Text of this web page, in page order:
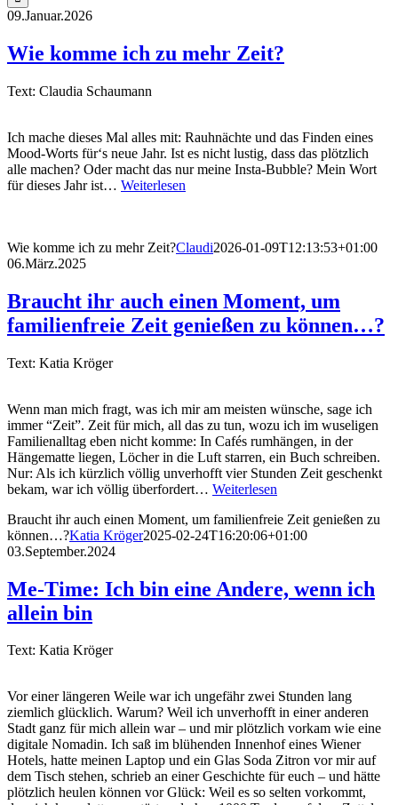
09.Januar.2026
Wie komme ich zu mehr Zeit?
Text: Claudia Schaumann
Ich mache dieses Mal alles mit: Rauhnächte und das Finden eines
Mood-Worts für‘s neue Jahr. Ist es nicht lustig, dass das plötzlich
alle machen? Oder macht das nur meine Insta-Bubble? Mein Wort
für dieses Jahr ist… Weiterlesen
Wie komme ich zu mehr Zeit?Claudi2026-01-09T12:13:53+01:00
06.März.2025
Braucht ihr auch einen Moment, um
familienfreie Zeit genießen zu können…?
Text: Katia Kröger
Wenn man mich fragt, was ich mir am meisten wünsche, sage ich
immer “Zeit”. Zeit für mich, all das zu tun, wozu ich im wuseligen
Familienalltag eben nicht komme: In Cafés rumhängen, in der
Hängematte liegen, Löcher in die Luft starren, ein Buch schreiben.
Nur: Als ich kürzlich völlig unverhofft vier Stunden Zeit geschenkt
bekam, war ich völlig überfordert… Weiterlesen
Braucht ihr auch einen Moment, um familienfreie Zeit genießen zu
können…?Katia Kröger2025-02-24T16:20:06+01:00
03.September.2024
Me-Time: Ich bin eine Andere, wenn ich
allein bin
Text: Katia Kröger
Vor einer längeren Weile war ich ungefähr zwei Stunden lang
ziemlich glücklich. Warum? Weil ich unverhofft in einer anderen
Stadt ganz für mich allein war – und mir plötzlich vorkam wie eine
digitale Nomadin. Ich saß im blühenden Innenhof eines Wiener
Hotels, hatte meinen Laptop und ein Glas Soda Zitron vor mir auf
dem Tisch stehen, schrieb an einer Geschichte für euch – und hätte
plötzlich heulen können vor Glück: Weil es so selten vorkommt,